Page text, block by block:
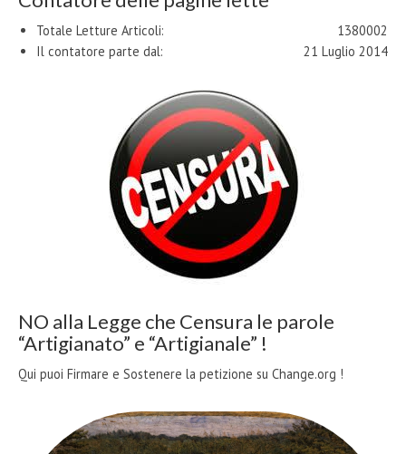
1380002
Totale Letture Articoli:
21 Luglio 2014
Il contatore parte dal:
NO alla Legge che Censura le parole
“Artigianato” e “Artigianale” !
Qui puoi Firmare e Sostenere la petizione su Change.org !